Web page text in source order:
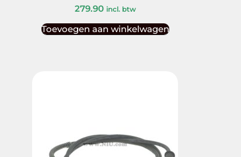
279.90 incl. btw
Toevoegen aan winkelwagen